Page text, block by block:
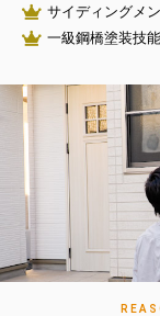
サイディングメ
一級鋼橋塗装技